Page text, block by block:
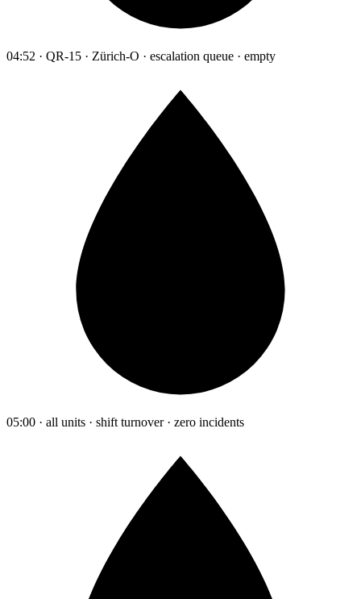
04:52 · QR-15 · Zürich-O · escalation queue · empty
05:00 · all units · shift turnover · zero incidents